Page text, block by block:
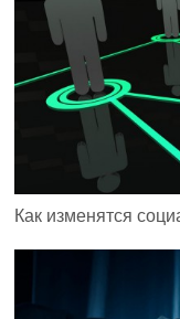
Как изменятся